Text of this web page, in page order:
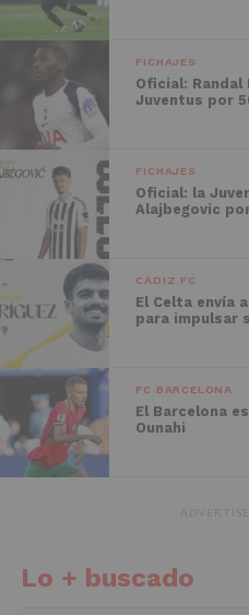
FICHAJES
Oficial:
Juventus por
FICHAJES
Oficial: la
Alajbegovic
CÁDIZ FC
El Celta envía
para impulsar
FC BARCELONA
El Barcelona
Ounahi
Lo + buscado